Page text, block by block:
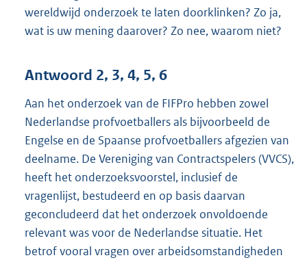
wereldwijd onderzoek te laten doorklinken? Zo ja,
wat is uw mening daarover? Zo nee, waarom niet?
Antwoord 2, 3, 4, 5, 6
Aan het onderzoek van de FIFPro hebben zowel
Nederlandse profvoetballers als bijvoorbeeld de
Engelse en de Spaanse profvoetballers afgezien van
deelname. De Vereniging van Contractspelers (VVCS),
heeft het onderzoeksvoorstel, inclusief de
vragenlijst, bestudeerd en op basis daarvan
geconcludeerd dat het onderzoek onvoldoende
relevant was voor de Nederlandse situatie. Het
betrof vooral vragen over arbeidsomstandigheden